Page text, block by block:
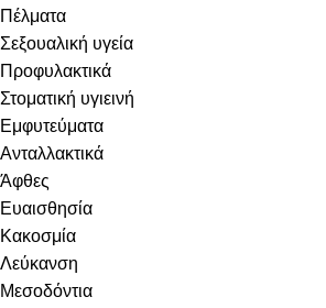
Πέλματα
Σεξουαλική υγεία
Προφυλακτικά
Στοματική υγιεινή
Eμφυτεύματα
Ανταλλακτικά
Άφθες
Ευαισθησία
Κακοσμία
Λεύκανση
Μεσοδόντια